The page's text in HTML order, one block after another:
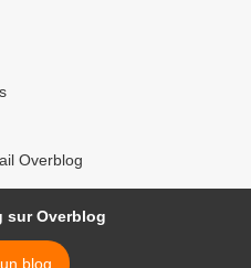
Overblog
sur Overblog
blog